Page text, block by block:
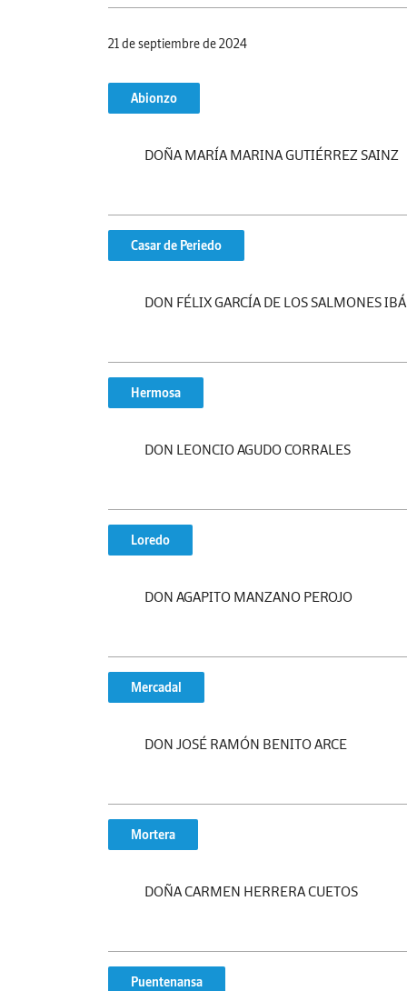
21 de septiembre de 2024
Abionzo
DOÑA MARÍA MARINA GUTIÉRREZ SAINZ
Casar de Periedo
DON FÉLIX GARCÍA DE LOS SALMONES
Hermosa
DON LEONCIO AGUDO CORRALES
Loredo
DON AGAPITO MANZANO PEROJO
Mercadal
DON JOSÉ RAMÓN BENITO ARCE
Mortera
DOÑA CARMEN HERRERA CUETOS
Puentenansa